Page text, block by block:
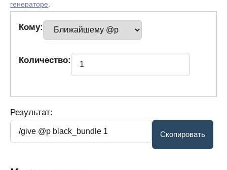
генераторе.
Кому:
Количество:
Результат: